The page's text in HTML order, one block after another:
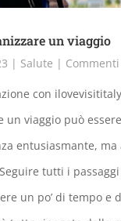
un viaggio
| Salute |
con
un viaggio può essere
entusiasmante, ma
tutti i passaggi
un po’ di tempo e